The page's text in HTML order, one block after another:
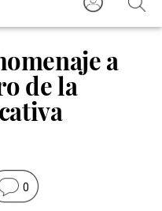
a
de la
0